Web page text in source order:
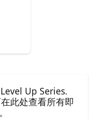
Up Series.
此处查看所有即